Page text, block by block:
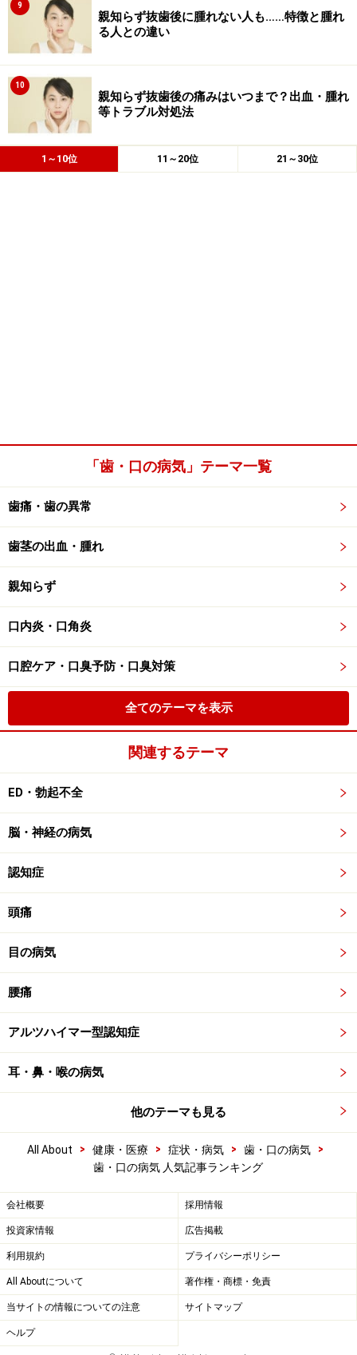
9
親知らず抜歯後に腫れない人も……特徴と腫れ
る人との違い
10
親知らず抜歯後の痛みはいつまで？出血・腫れ
等トラブル対処法
1～10位 11～20位 21～30位
「歯・口の病気」テーマ一覧
歯痛・歯の異常
歯茎の出血・腫れ
親知らず
口内炎・口角炎
口腔ケア・口臭予防・口臭対策
全てのテーマを表示
関連するテーマ
ED・勃起不全
脳・神経の病気
認知症
頭痛
目の病気
腰痛
アルツハイマー型認知症
耳・鼻・喉の病気
他のテーマも見る
All About > 健康・医療 > 症状・病気 > 歯・口の病気
>
歯・口の病気 人気記事ランキング
会社概要 採用情報
投資家情報 広告掲載
利用規約 プライバシーポリシー
All Aboutについて 著作権・商標・免責
当サイトの情報についての注意 サイトマップ
ヘルプ